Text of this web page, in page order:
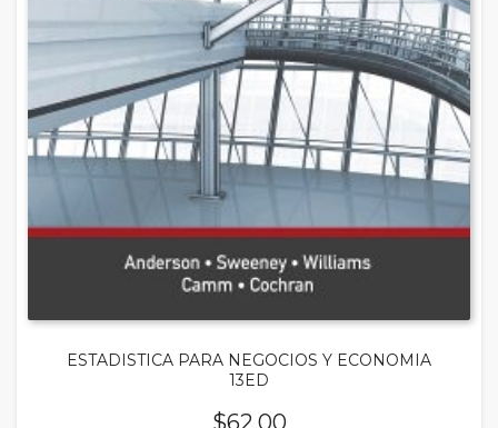
ESTADISTICA PARA NEGOCIOS Y ECONOMIA
13ED
$62.00